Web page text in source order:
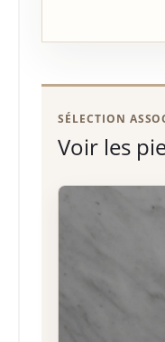
SÉLECTION
Voir les